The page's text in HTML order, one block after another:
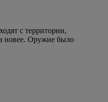
с территории,
новее. Оружие было